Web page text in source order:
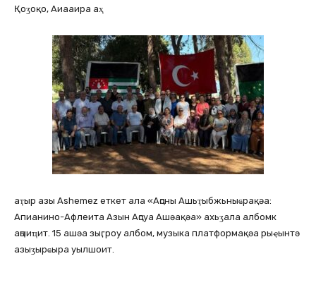
Қоӡоқо, Аиааира аҳ
аҭыр азы Ashemez еткет ала «Аԥсны Ашьҭыбжьныҩрақәа:
Апианино-Афлеита Азын Аԥсуа Ашәақәа» ахьӡала албомк
аԥыиҵит. 15 ашәа зыӷроу албом, музыка платформақәа рыҿынтә
азыӡырҩыра уылшоит.